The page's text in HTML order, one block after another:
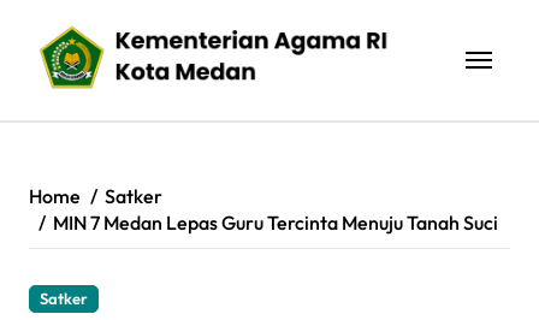
content
Home
Satker
MIN 7 Medan Lepas Guru Tercinta Menuju Tanah Suci
Satker